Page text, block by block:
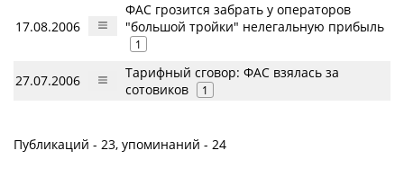
17.08.2006
ФАС грозится забрать у операторов
"большой тройки" нелегальную прибыль
1
27.07.2006
Тарифный сговор: ФАС взялась за
сотовиков
1
Публикаций - 23, упоминаний - 24